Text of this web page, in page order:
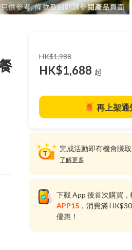
HK$1,988
HK$1,688 起
再上架通
完成活動即有機會賺取
了解更多
下載 App 後首次購買
APP15 ，消費滿
優惠！